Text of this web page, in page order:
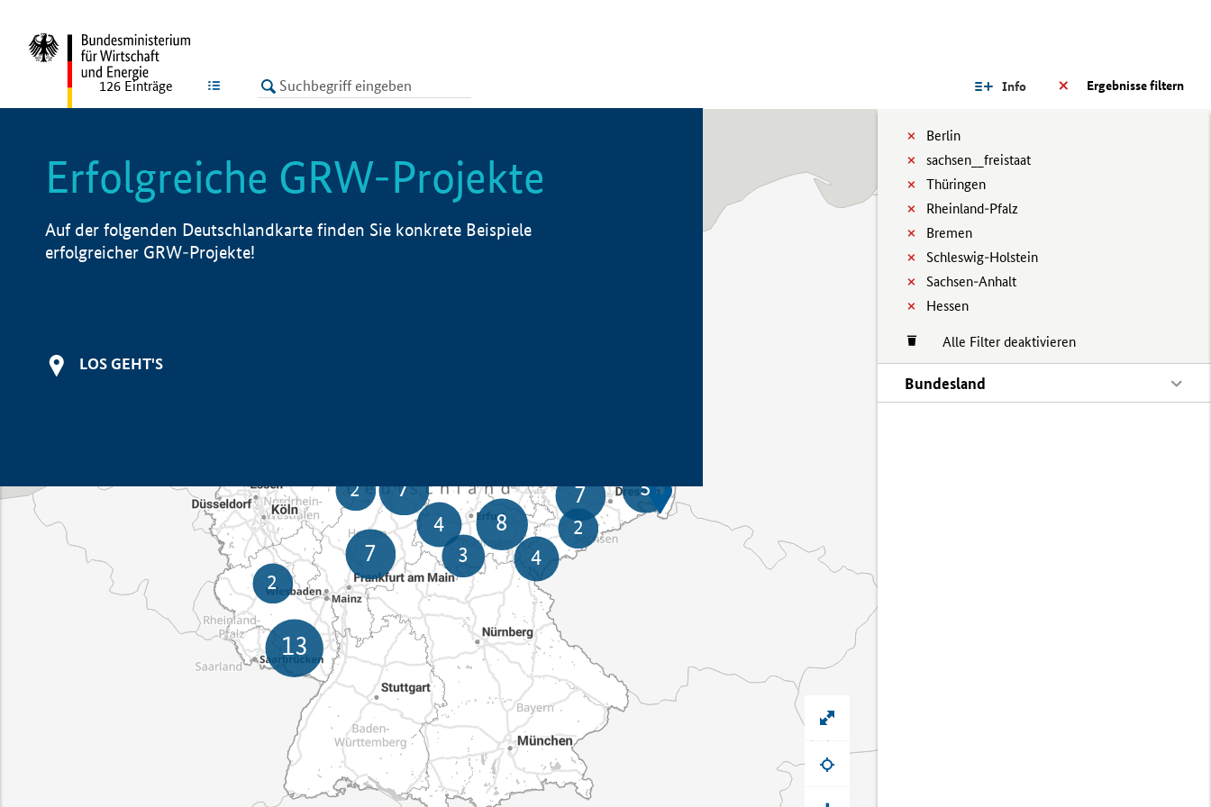
LISTE Ergebnisse filtern
Info
Berlin
sachsen__freistaat
Thüringen
Rheinland-Pfalz
Bremen
Schleswig-Holstein
Sachsen-Anhalt
Hessen
Alle Filter deaktivieren
Bundesland
126 Einträge
Erfolgreiche GRW-Projekte
Auf der folgenden Deutschlandkarte finden Sie konkrete Beispiele
erfolgreicher GRW-Projekte!
LOS GEHT'S